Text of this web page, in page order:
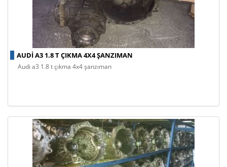
AUDI A3 1.8 T ÇIKMA 4X4 ŞANZIMAN
audi a3 1.8 t çıkma 4x4 şanzıman